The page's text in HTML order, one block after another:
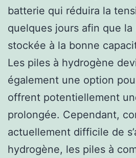
batterie qui réduira la
quelques jours afin que
stockée à la bonne
Les piles à hydrogène
également une option
offrent potentiellement
prolongée. Cependant,
actuellement difficile de
hydrogène, les piles à